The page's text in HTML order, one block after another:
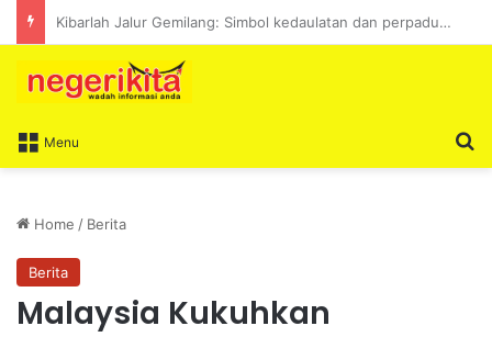
Nicole Tan turun padang dengar isu setempat di Taman Permai Impian
Menu
Home / Berita
Berita
Malaysia Kukuhkan